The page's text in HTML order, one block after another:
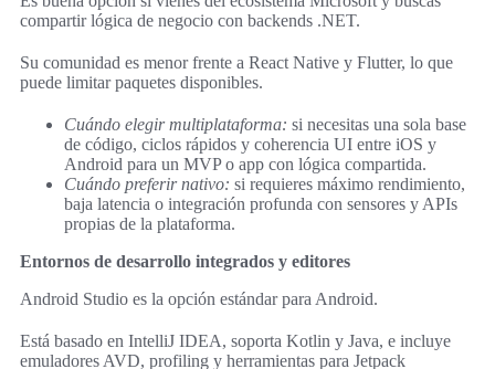
compartir lógica de negocio con backends .NET.
Su comunidad es menor frente a React Native y Flutter, lo que
puede limitar paquetes disponibles.
Cuándo elegir multiplataforma: si necesitas una sola base
de código, ciclos rápidos y coherencia UI entre iOS y
Android para un MVP o app con lógica compartida.
Cuándo preferir nativo: si requieres máximo rendimiento,
baja latencia o integración profunda con sensores y APIs
propias de la plataforma.
Entornos de desarrollo integrados y editores
Android Studio es la opción estándar para Android.
Está basado en IntelliJ IDEA, soporta Kotlin y Java, e incluye
emuladores AVD, profiling y herramientas para Jetpack